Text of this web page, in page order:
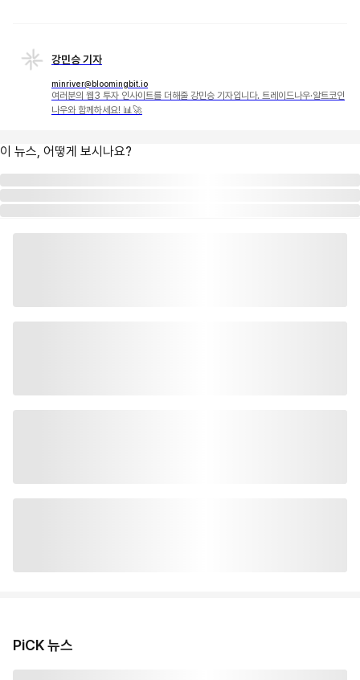
강민승 기자
minriver@bloomingbit.io
여러분의 웹3 투자 인사이트를 더해줄 강민승 기자입니다. 트레이드나우·알트코인
나우와 함께하세요! 📊🚀
이 뉴스, 어떻게 보시나요?
PiCK 뉴스